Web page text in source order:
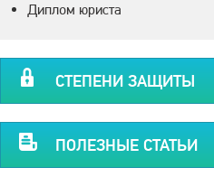
Диплом юриста
СТЕПЕНИ ЗАЩИТЫ
ПОЛЕЗНЫЕ СТАТЬИ